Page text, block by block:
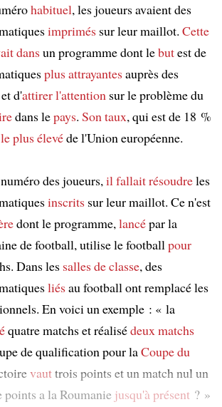
habituel, les joueurs avaient des
impriméssur leur maillot. Cette
dansun programme dont lebutest de
plus attrayantesauprès des
d'attirer l'attentionsur le problème du
dans lepays. Son taux, qui est de 18 %
le plus élevéde l'Union européenne.
des joueurs,il fallait résoudreles
inscritssur leur maillot. Ce n'est
dont le programme,lancépar la
de football, utilise le footballpour
Dans les salles de classe, des
liésau football ont remplacé les
En voici un exemple : « la
quatre matchs et réalisédeux matchs
de qualification pour laCoupe du
vauttrois points et un match nul un
a la Roumanie jusqu'à présent? »